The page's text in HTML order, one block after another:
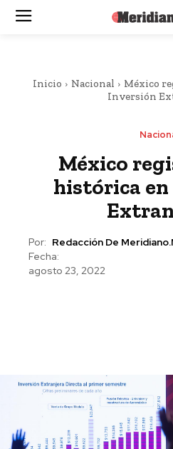
Inicio Nacional
México
Inversión
México
histórica
Por: Redacción De
Fecha:
agosto 23, 2022